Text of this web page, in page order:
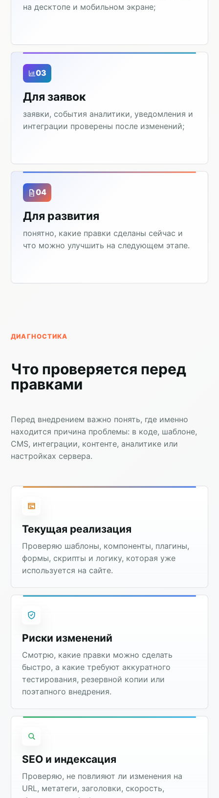
на десктопе и мобильном экране;
03
Для заявок
заявки, события аналитики, уведомления и
интеграции проверены после изменений;
04
Для развития
понятно, какие правки сделаны сейчас и
что можно улучшить на следующем этапе.
ДИАГНОСТИКА
Что проверяется перед
правками
Перед внедрением важно понять, где именно
находится причина проблемы: в коде, шаблоне,
CMS, интеграции, контенте, аналитике или
настройках сервера.
Текущая реализация
Проверяю шаблоны, компоненты, плагины,
формы, скрипты и логику, которая уже
используется на сайте.
Риски изменений
Смотрю, какие правки можно сделать
быстро, а какие требуют аккуратного
тестирования, резервной копии или
поэтапного внедрения.
SEO и индексация
Проверяю, не повлияют ли изменения на
URL, метатеги, заголовки, скорость,